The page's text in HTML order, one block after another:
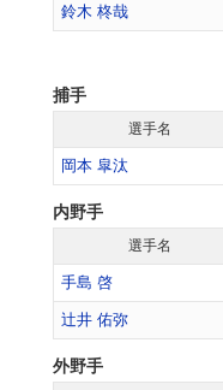
鈴木 柊哉
捕手
選手名
岡本 皐汰
内野手
選手名
手島 啓
辻井 佑弥
外野手